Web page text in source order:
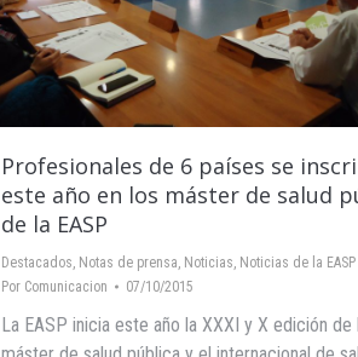
Profesionales de 6 países se
este año en los máster de salud
de la EASP
Destacados Notas de prensa Noticias Noticias de la EASP
Por Comunicacion 07/10/2015
La EASP inicia este año la XXXI y X edición de